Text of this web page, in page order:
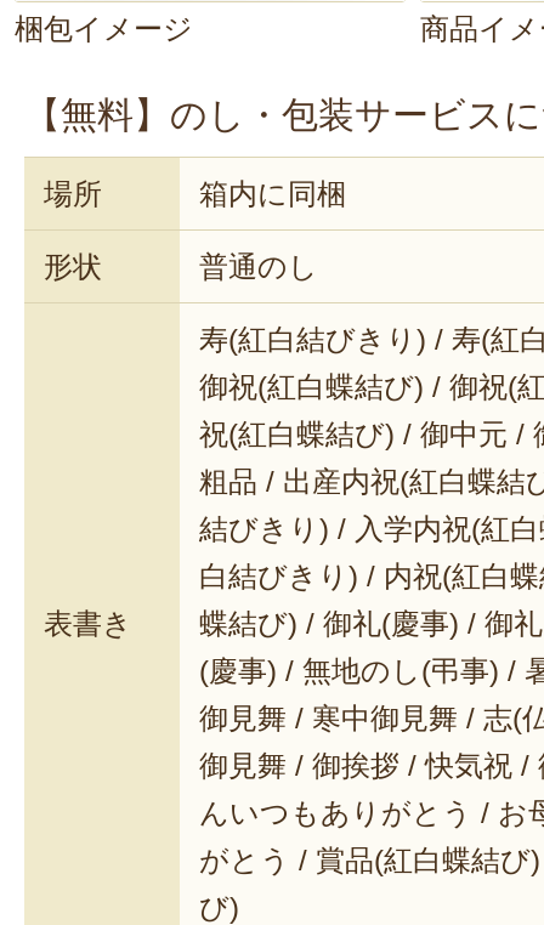
梱包イメージ 商品イ
【無料】のし・包装サービス
場所 箱内に同梱
形状 普通のし
表書き
寿(紅白結びきり) / 寿(紅
御祝(紅白蝶結び) / 御祝(
祝(紅白蝶結び) / 御中元 /
粗品 / 出産内祝(紅白蝶結
結びきり) / 入学内祝(紅
白結びきり) / 内祝(紅白
蝶結び) / 御礼(慶事) / 御
(慶事) / 無地のし(弔事) /
御見舞 / 寒中御見舞 / 志(
御見舞 / 御挨拶 / 快気祝 /
んいつもありがとう / お
がとう / 賞品(紅白蝶結び
び)